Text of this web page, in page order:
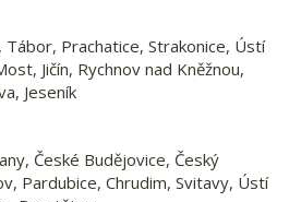
Prachatice, Strakonice, Ústí
Jičín, Rychnov nad Kněžnou,
Jeseník
České Budějovice, Český
Pardubice, Chrudim, Svitavy, Ústí